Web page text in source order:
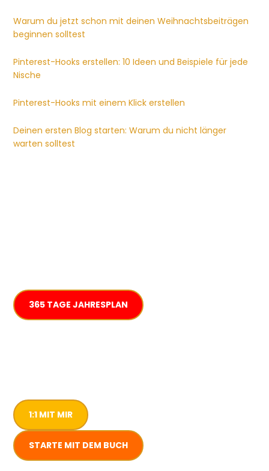
Warum du jetzt schon mit deinen Weihnachtsbeiträgen
beginnen solltest
Pinterest-Hooks erstellen: 10 Ideen und Beispiele für jede
Nische
Pinterest-Hooks mit einem Klick erstellen
Deinen ersten Blog starten: Warum du nicht länger
warten solltest
365 TAGE JAHRESPLAN
1:1 MIT MIR
STARTE MIT DEM BUCH